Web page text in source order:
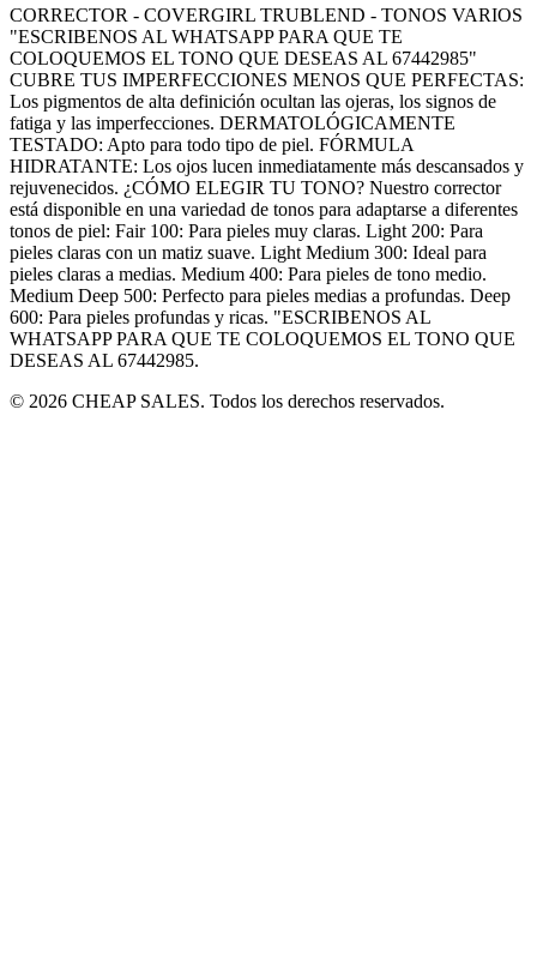
CORRECTOR - COVERGIRL TRUBLEND - TONOS VARIOS
"ESCRIBENOS AL WHATSAPP PARA QUE TE
COLOQUEMOS EL TONO QUE DESEAS AL 67442985"
CUBRE TUS IMPERFECCIONES MENOS QUE PERFECTAS:
Los pigmentos de alta definición ocultan las ojeras, los signos de
fatiga y las imperfecciones. DERMATOLÓGICAMENTE
TESTADO: Apto para todo tipo de piel. FÓRMULA
HIDRATANTE: Los ojos lucen inmediatamente más descansados y
rejuvenecidos. ¿CÓMO ELEGIR TU TONO? Nuestro corrector
está disponible en una variedad de tonos para adaptarse a diferentes
tonos de piel: Fair 100: Para pieles muy claras. Light 200: Para
pieles claras con un matiz suave. Light Medium 300: Ideal para
pieles claras a medias. Medium 400: Para pieles de tono medio.
Medium Deep 500: Perfecto para pieles medias a profundas. Deep
600: Para pieles profundas y ricas. "ESCRIBENOS AL
WHATSAPP PARA QUE TE COLOQUEMOS EL TONO QUE
DESEAS AL 67442985.
© 2026 CHEAP SALES. Todos los derechos reservados.